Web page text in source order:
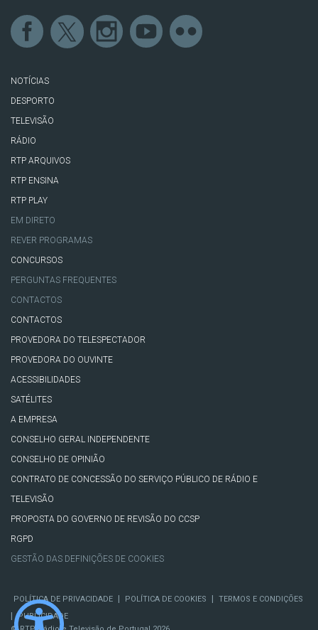
NOTÍCIAS
DESPORTO
TELEVISÃO
RÁDIO
RTP ARQUIVOS
RTP ENSINA
RTP PLAY
EM DIRETO
REVER PROGRAMAS
CONCURSOS
PERGUNTAS FREQUENTES
CONTACTOS
CONTACTOS
PROVEDORA DO TELESPECTADOR
PROVEDORA DO OUVINTE
ACESSIBILIDADES
SATÉLITES
A EMPRESA
CONSELHO GERAL INDEPENDENTE
CONSELHO DE OPINIÃO
CONTRATO DE CONCESSÃO DO SERVIÇO PÚBLICO DE RÁDIO E
TELEVISÃO
PROPOSTA DO GOVERNO DE REVISÃO DO CCSP
RGPD
GESTÃO DAS DEFINIÇÕES DE COOKIES
POLÍTICA DE PRIVACIDADE | POLÍTICA DE COOKIES | TERMOS E CONDIÇÕES
|
PUBLICIDADE